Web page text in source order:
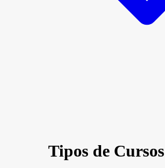
Tipos de Cursos